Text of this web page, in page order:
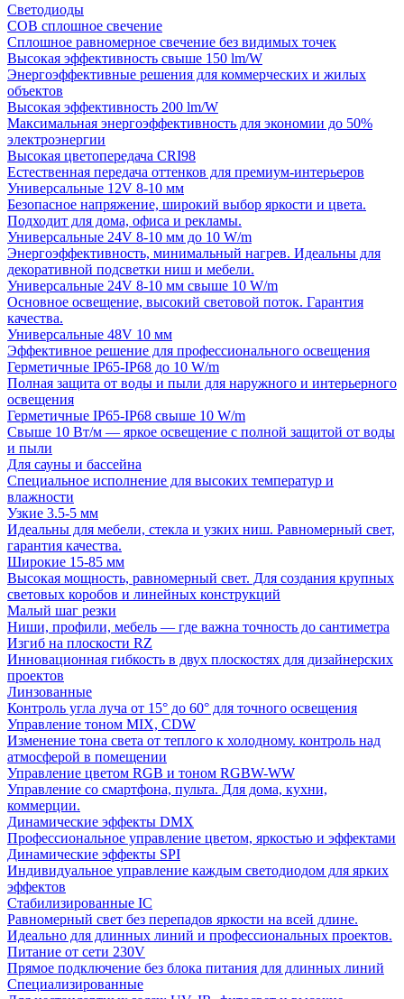
Светодиоды
COB сплошное свечение
Сплошное равномерное свечение без видимых точек
Высокая эффективность свыше 150 lm/W
Энергоэффективные решения для коммерческих и жилых
объектов
Высокая эффективность 200 lm/W
Максимальная энергоэффективность для экономии до 50%
электроэнергии
Высокая цветопередача CRI98
Естественная передача оттенков для премиум-интерьеров
Универсальные 12V 8-10 мм
Безопасное напряжение, широкий выбор яркости и цвета.
Подходит для дома, офиса и рекламы.
Универсальные 24V 8-10 мм до 10 W/m
Энергоэффективность, минимальный нагрев. Идеальны для
декоративной подсветки ниш и мебели.
Универсальные 24V 8-10 мм свыше 10 W/m
Основное освещение, высокий световой поток. Гарантия
качества.
Универсальные 48V 10 мм
Эффективное решение для профессионального освещения
Герметичные IP65-IP68 до 10 W/m
Полная защита от воды и пыли для наружного и интерьерного
освещения
Герметичные IP65-IP68 свыше 10 W/m
Свыше 10 Вт/м — яркое освещение с полной защитой от воды
и пыли
Для сауны и бассейна
Специальное исполнение для высоких температур и
влажности
Узкие 3.5-5 мм
Идеальны для мебели, стекла и узких ниш. Равномерный свет,
гарантия качества.
Широкие 15-85 мм
Высокая мощность, равномерный свет. Для создания крупных
световых коробов и линейных конструкций
Малый шаг резки
Ниши, профили, мебель — где важна точность до сантиметра
Изгиб на плоскости RZ
Инновационная гибкость в двух плоскостях для дизайнерских
проектов
Линзованные
Контроль угла луча от 15° до 60° для точного освещения
Управление тоном MIX, CDW
Изменение тона света от теплого к холодному. контроль над
атмосферой в помещении
Управление цветом RGB и тоном RGBW-WW
Управление со смартфона, пульта. Для дома, кухни,
коммерции.
Динамические эффекты DMX
Профессиональное управление цветом, яркостью и эффектами
Динамические эффекты SPI
Индивидуальное управление каждым светодиодом для ярких
эффектов
Стабилизированные IC
Равномерный свет без перепадов яркости на всей длине.
Идеально для длинных линий и профессиональных проектов.
Питание от сети 230V
Прямое подключение без блока питания для длинных линий
Специализированные